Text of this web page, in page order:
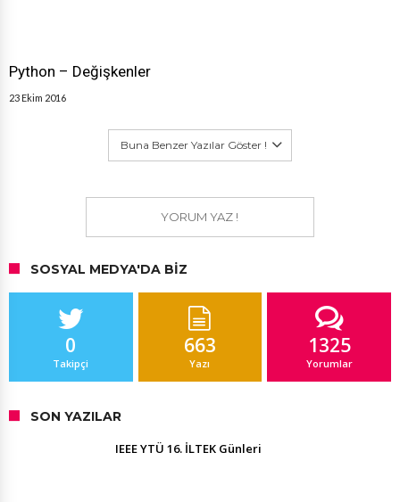
Python – Değişkenler
23 Ekim 2016
Buna Benzer Yazılar Göster !
YORUM YAZ !
SOSYAL MEDYA'DA BIZ
0
Takipçi
663
Yazı
1325
Yorumlar
SON YAZILAR
IEEE YTÜ 16. İLTEK Günleri